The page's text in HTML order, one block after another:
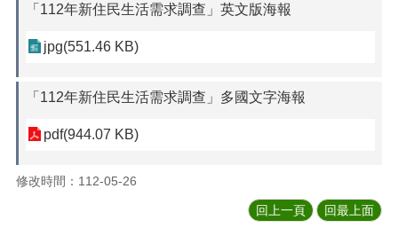
「112年新住民生活需求調查」英文版海報
jpg(551.46 KB)
「112年新住民生活需求調查」多國文字海報
pdf(944.07 KB)
修改時間：112-05-26
回上一頁 回最上面